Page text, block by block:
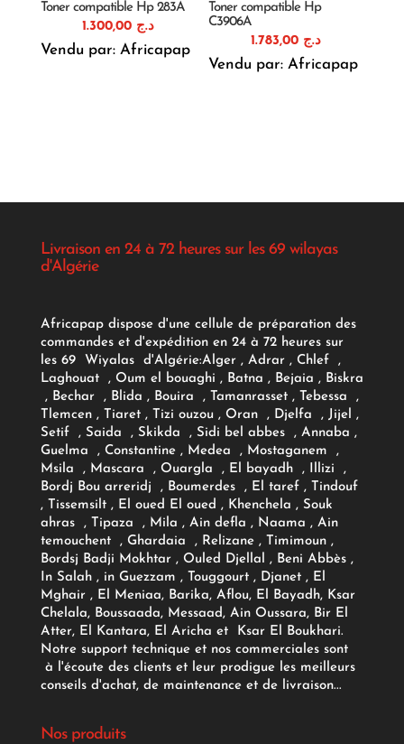
Toner compatible Hp 283A
د.ج 1.300,00
Vendu par: Africapap
Toner compatible Hp
C3906A
د.ج
Vendu par: Africapap
Livraison en 24 à 72 heures sur les 69 wilayas
d'Algérie
Africapap dispose d'une cellule de préparation des
commandes et d'expédition en 24 à 72 heures sur
les 69 Wiyalas d'Algérie:Alger , Adrar, Chlef ,
Laghouat , Oum el bouaghi , Batna , Bejaia , Biskra
, Bechar , Blida , Bouira , Tamanrasset , Tebessa ,
Tlemcen , Tiaret , Tizi ouzou , Oran , Djelfa , Jijel ,
Setif , Saida , Skikda , Sidi bel abbes , Annaba ,
Guelma , Constantine , Medea , Mostaganem ,
Msila , Mascara , Ouargla , El bayadh , Illizi ,
Bordj Bou arreridj , Boumerdes , El taref , Tindouf
, Tissemsilt , El oued El oued , Khenchela , Souk
ahras , Tipaza , Mila , Ain defla , Naama , Ain
temouchent , Ghardaia , Relizane , Timimoun ,
Bordsj Badji Mokhtar , Ouled Djellal , Beni Abbès ,
In Salah , in Guezzam , Touggourt , Djanet , El
Mghair , El Meniaa, Barika, Aflou, El Bayadh, Ksar
Chelala, Boussaada, Messaad, Ain Oussara, Bir El
Atter, El Kantara, El Aricha et Ksar El Boukhari.
Notre support technique et nos commerciales sont
à l'écoute des clients et leur prodigue les meilleurs
conseils d'achat, de maintenance et de livraison...
Nos produits